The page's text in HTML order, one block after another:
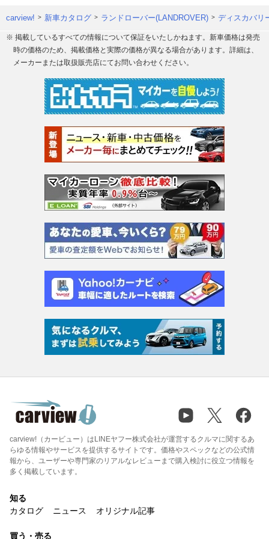
carview! 新車カタログ ランドローバー(LANDROVER) ディスカバリ
※ 掲載しているすべての情報について保証をいたしかねます。新車価格は発売
時の価格のため、掲載価格と実際の価格が異なる場合があります。詳細は、
メーカーまたは取扱販売店にてお問い合わせください。
carview!（カービュー）はLINEヤフー株式会社が運営するクルマに関するあ
らゆる情報やサービスを提供するサイトです。価格やスペックなどの公式情
報から、ユーザーや専門家のリアルなレビューまで購入検討に役立つ情報を
多く掲載しています。
知る
カタログ
ニュース オリジナル記事
買う・売る